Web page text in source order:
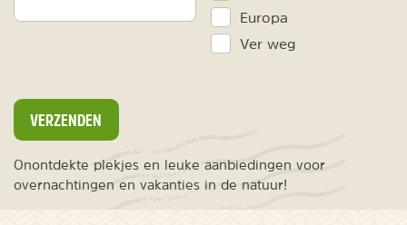
Europa
Ver weg
VERZENDEN
Onontdekte plekjes en leuke aanbiedingen voor
overnachtingen en vakanties in de natuur!